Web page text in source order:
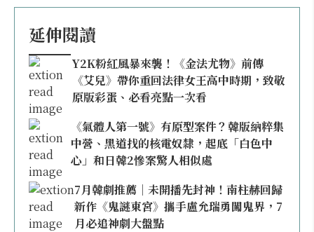
延伸閱讀
Y2K粉紅風暴來襲！《金法尤物》前傳
《艾兒》帶你重回法律女王高中時期，致敬
原版彩蛋、必看亮點一次看
《氣體人第一號》有原型案件？韓版納粹集
中營、黑道找的核電奴隸，起底「白色中
心」和日韓2慘案驚人相似處
7月韓劇推薦｜未開播先封神！南柱赫回歸
新作《鬼謎東宮》攜手盧允瑞勇闖鬼界，7
月必追神劇大盤點